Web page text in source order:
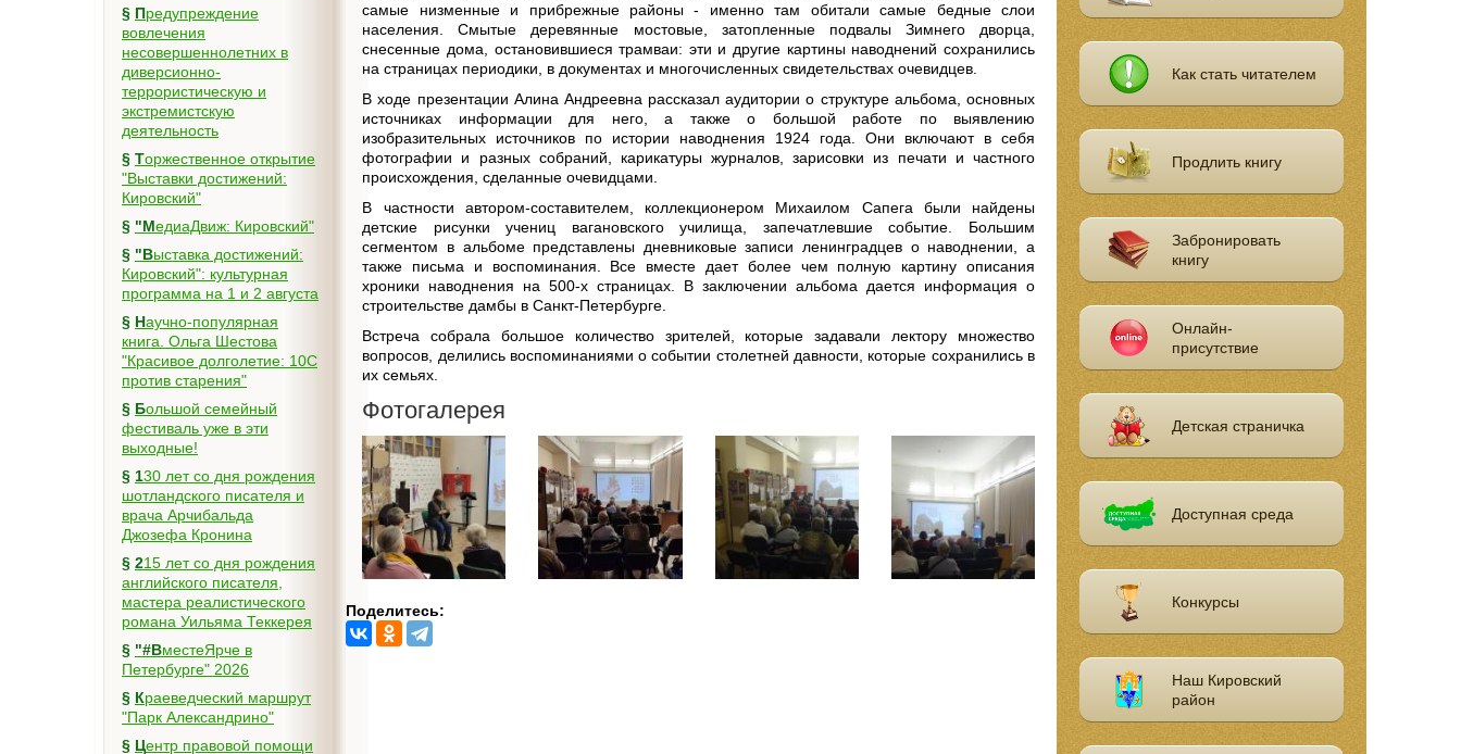
§ Предупреждение
вовлечения
несовершеннолетних в
диверсионно-
террористическую и
экстремистскую
деятельность
§ Торжественное открытие
"Выставки достижений:
Кировский"
§
"МедиаДвиж: Кировский"
§ "Выставка достижений:
Кировский": культурная
программа на 1 и 2 августа
§ Научно-популярная
книга. Ольга Шестова
"Красивое долголетие: 10C
против старения"
§ Большой семейный
фестиваль уже в эти
выходные!
§ 130 лет со дня рождения
шотландского писателя и
врача Арчибальда
Джозефа Кронина
§ 215 лет со дня рождения
английского писателя,
мастера реалистического
романа Уильяма Теккерея
§ "#ВместеЯрче в
Петербурге" 2026
§ Краеведческий маршрут
"Парк Александрино"
§
Центр правовой помощи
самые низменные и прибрежные районы - именно там обитали самые бедные слои
населения. Смытые деревянные мостовые, затопленные подвалы Зимнего дворца,
снесенные дома, остановившиеся трамваи: эти и другие картины наводнений сохранились
на страницах периодики, в документах и многочисленных свидетельствах очевидцев.
В ходе презентации Алина Андреевна рассказал аудитории о структуре альбома, основных
источниках информации для него, а также о большой работе по выявлению
изобразительных источников по истории наводнения 1924 года. Они включают в себя
фотографии и разных собраний, карикатуры журналов, зарисовки из печати и частного
происхождения, сделанные очевидцами.
В частности автором-составителем, коллекционером Михаилом Сапега были найдены
детские рисунки учениц вагановского училища, запечатлевшие событие. Большим
сегментом в альбоме представлены дневниковые записи ленинградцев о наводнении, а
также письма и воспоминания. Все вместе дает более чем полную картину описания
хроники наводнения на 500-х страницах. В заключении альбома дается информация о
строительстве дамбы в Санкт-Петербурге.
Встреча собрала большое количество зрителей, которые задавали лектору множество
вопросов, делились воспоминаниями о событии столетней давности, которые сохранились в
их семьях.
Фотогалерея
Поделитесь:
Как стать читателем
Продлить книгу
Забронировать
книгу
Онлайн-
присутствие
Детская страничка
Доступная среда
Конкурсы
Наш Кировский
район